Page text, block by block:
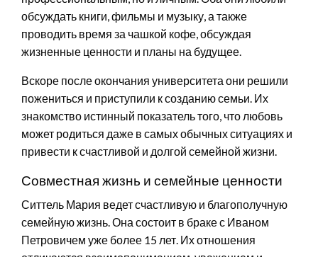
обсуждать книги, фильмы и музыку, а также
проводить время за чашкой кофе, обсуждая
жизненные ценности и планы на будущее.
Вскоре после окончания университета они решили
пожениться и приступили к созданию семьи. Их
знакомство истинный показатель того, что любовь
может родиться даже в самых обычных ситуациях и
привести к счастливой и долгой семейной жизни.
Совместная жизнь и семейные ценности
Ситтель Мария ведет счастливую и благополучную
семейную жизнь. Она состоит в браке с Иваном
Петровичем уже более 15 лет. Их отношения